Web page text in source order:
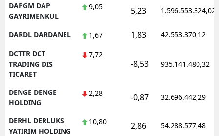
DAPGM DAP
GAYRIMENKUL
9,05 5,23 1.596.553.324,02
DARDL DARDANEL 1,67 1,83 42.553.370,12
DCTTR DCT
TRADING DIS
TICARET
7,72
-8,53 935.141.480,32
DENGE DENGE
HOLDING
2,28 -0,87 32.696.442,29
DERHL DERLUKS
YATIRIM HOLDING
10,80 2,86 54.288.577,48